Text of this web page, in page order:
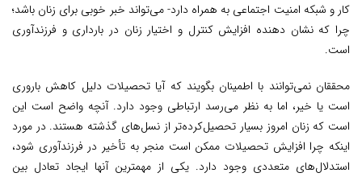
کار و شبکه امنیت اجتماعی به همراه دارد- می‌تواند خبر خوبی برای زنان باشد؛
چرا که نشان دهنده افزایش کنترل و اختیار زنان در بارداری و فرزندآوری
است.
محققان نمی‌توانند با اطمینان بگویند که آیا تحصیلات دلیل کاهش باروری
است یا خیر، اما به نظر می‌رسد ارتباطی وجود دارد. آنچه واضح است این
است که زنان امروز بسیار تحصیل‌کرده‌تر از نسل‌های گذشته هستند. در مورد
اینکه چرا افزایش تحصیلات ممکن است منجر به تأخیر در فرزندآوری شود،
استدلال‌های متعددی وجود دارد. یکی از مهمترین آنها ایجاد تعادل بین